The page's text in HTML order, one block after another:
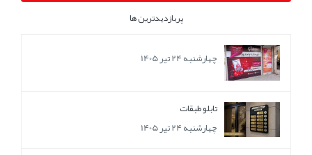
پربازدیدترین ها
چهارشنبه 24 تیر 1405
تابلو طبقات
چهارشنبه 24 تیر 1405